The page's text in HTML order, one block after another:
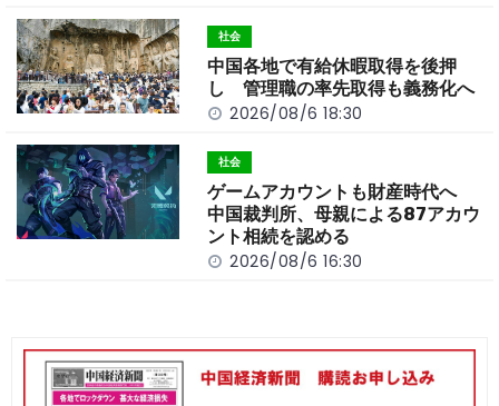
社会
中国各地で有給休暇取得を後押
し 管理職の率先取得も義務化へ
2026/08/6 18:30
社会
ゲームアカウントも財産時代へ
中国裁判所、母親による87アカウ
ント相続を認める
2026/08/6 16:30